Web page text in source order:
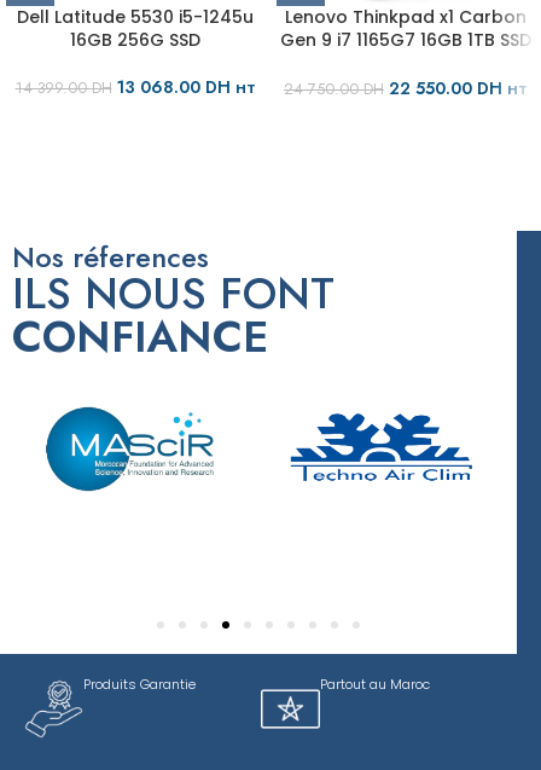
Dell Latitude 5530 i5-1245u
16GB 256G SSD
14 399.00DH 13 068.00 DH HT
Lenovo Thinkpad x1 Carbon
Gen 9 i7 1165G7 16GB 1TB SSD
24 750.00DH 22 550.00 DH HT
Nos réferences
ILS NOUS FONT
CONFIANCE
Produits Garantie Partout au Maroc